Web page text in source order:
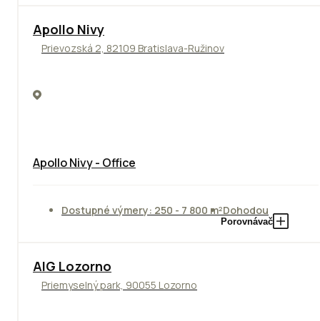
Apollo Nivy
Prievozská 2, 82109 Bratislava-Ružinov
Apollo Nivy - Office
Dostupné výmery: 250 - 7 800 m²Dohodou
Porovnávač
TOP
AIG Lozorno
Priemyselný park, 90055 Lozorno